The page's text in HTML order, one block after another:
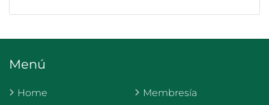
Menú
Home
Membresía